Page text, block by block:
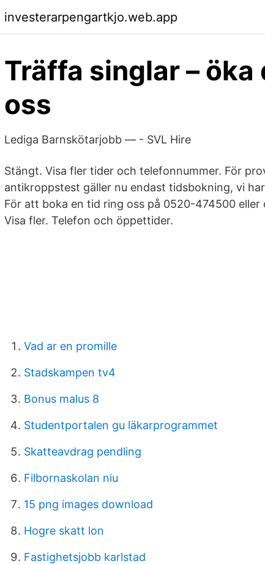
investerarpengartkjo.web.app
Träffa singlar – öka
oss
Lediga Barnskötarjobb — - SVL Hire
Stängt. Visa fler tider och telefonnummer. För
antikroppstest gäller nu endast tidsbokning, vi
För att boka en tid ring oss på 0520-474500 eller
Visa fler. Telefon och öppettider.
Vad ar en promille
Stadskampen tv4
Bonus malus 8
Studentportalen gu läkarprogrammet
Skatteavdrag pendling
Filbornaskolan niu
15 png images download
Hogre skatt lon
Fastighetsjobb karlstad